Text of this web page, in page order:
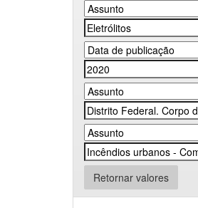
Retornar valores